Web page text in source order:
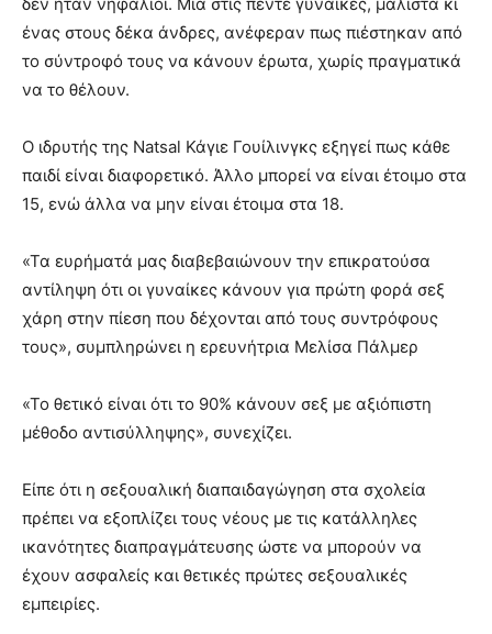
δεν ήταν νηφάλιοι. Μια στις πέντε γυναίκες, μάλιστα κι
ένας στους δέκα άνδρες, ανέφεραν πως πιέστηκαν από
το σύντροφό τους να κάνουν έρωτα, χωρίς πραγματικά
να το θέλουν.
Ο ιδρυτής της Natsal Κάγιε Γουίλινγκς εξηγεί πως κάθε
παιδί είναι διαφορετικό. Άλλο μπορεί να είναι έτοιμο στα
15, ενώ άλλα να μην είναι έτοιμα στα 18.
«Τα ευρήματά μας διαβεβαιώνουν την επικρατούσα
αντίληψη ότι οι γυναίκες κάνουν για πρώτη φορά σεξ
χάρη στην πίεση που δέχονται από τους συντρόφους
τους», συμπληρώνει η ερευνήτρια Μελίσα Πάλμερ
«Το θετικό είναι ότι το 90% κάνουν σεξ με αξιόπιστη
μέθοδο αντισύλληψης», συνεχίζει.
Είπε ότι η σεξουαλική διαπαιδαγώγηση στα σχολεία
πρέπει να εξοπλίζει τους νέους με τις κατάλληλες
ικανότητες διαπραγμάτευσης ώστε να μπορούν να
έχουν ασφαλείς και θετικές πρώτες σεξουαλικές
εμπειρίες.